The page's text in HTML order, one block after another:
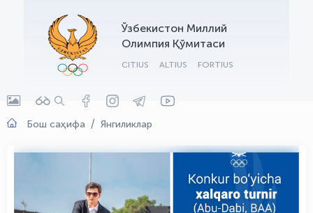
Ўзбекистон Миллий
Олимпия Қўмитаси
CITIUS ALTIUS FORTIUS
Бош саҳифа Янгиликлар
OLYMPCHIK AI - yordamchi
Онлайн · olympic.uz